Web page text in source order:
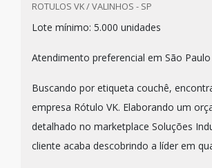
ROTULOS VK / VALINHOS - SP
Lote mínimo: 5.000 unidades
Atendimento preferencial em São Paulo
Buscando por etiqueta couchê,
empresa Rótulo VK. Elaborando um
detalhado no marketplace Soluções
cliente acaba descobrindo a líder em